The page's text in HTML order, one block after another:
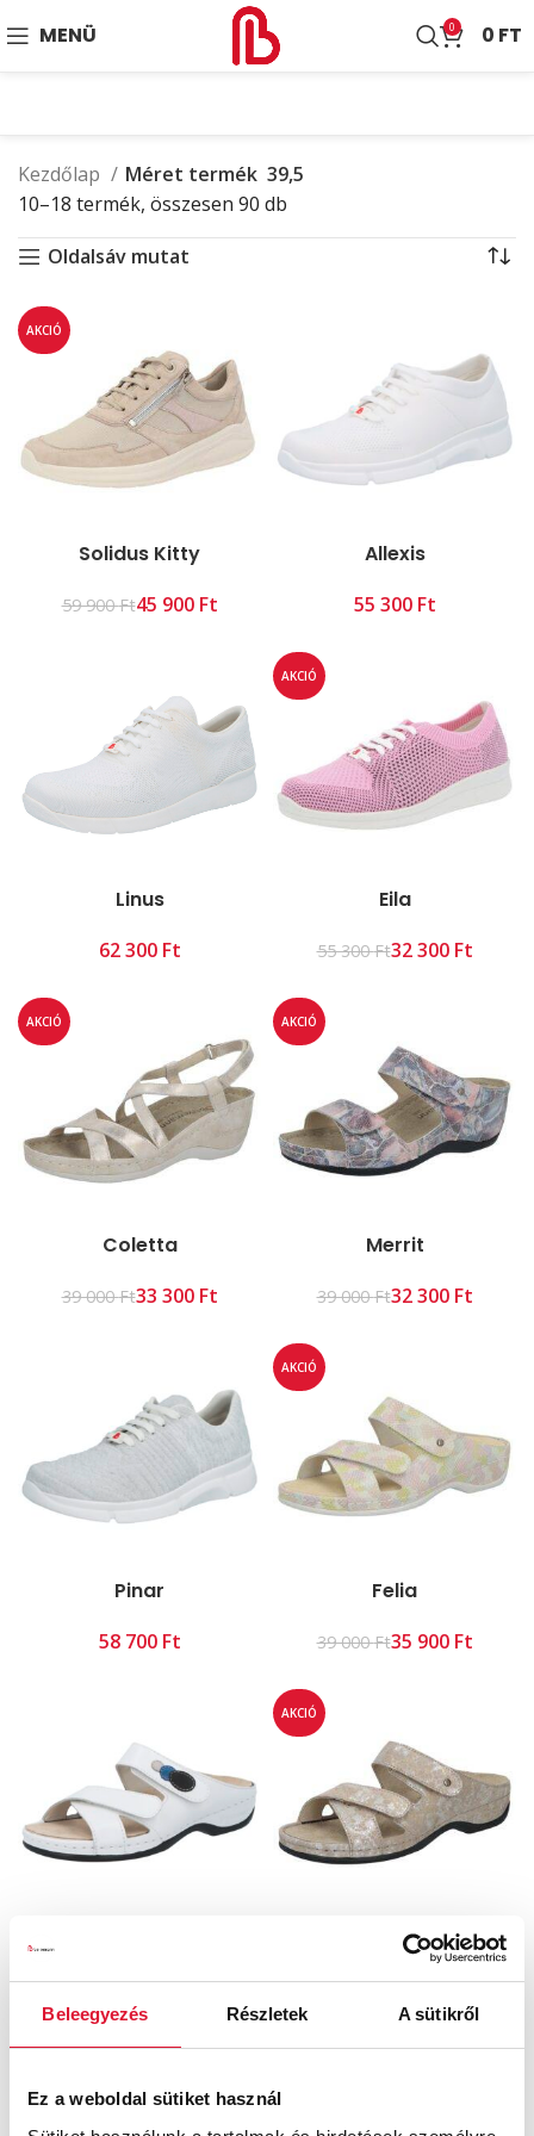
Beleegyezés Részletek A sütikről
Ez a weboldal sütiket használ
MENÜ 0 0 FT
Kezdőlap Méret termék 39,5
10–18 termék, összesen 90 db
Oldalsáv mutat
AKCIÓ
Solidus Kitty
59 900Ft45 900 Ft
Allexis
Ft
Linus
Ft
AKCIÓ
Eila
55 300Ft32 300 Ft
AKCIÓ
Coletta
39 000Ft33 300 Ft
AKCIÓ
Merrit
39 000Ft32 300 Ft
Pinar
Ft
AKCIÓ
Felia
39 000Ft35 900 Ft
Ft
AKCIÓ
Felia
39 000Ft35 900Ft